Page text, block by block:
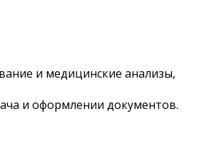
и медицинские анализы,
и оформлении документов.